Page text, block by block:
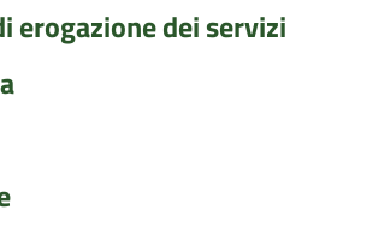
erogazione dei servizi